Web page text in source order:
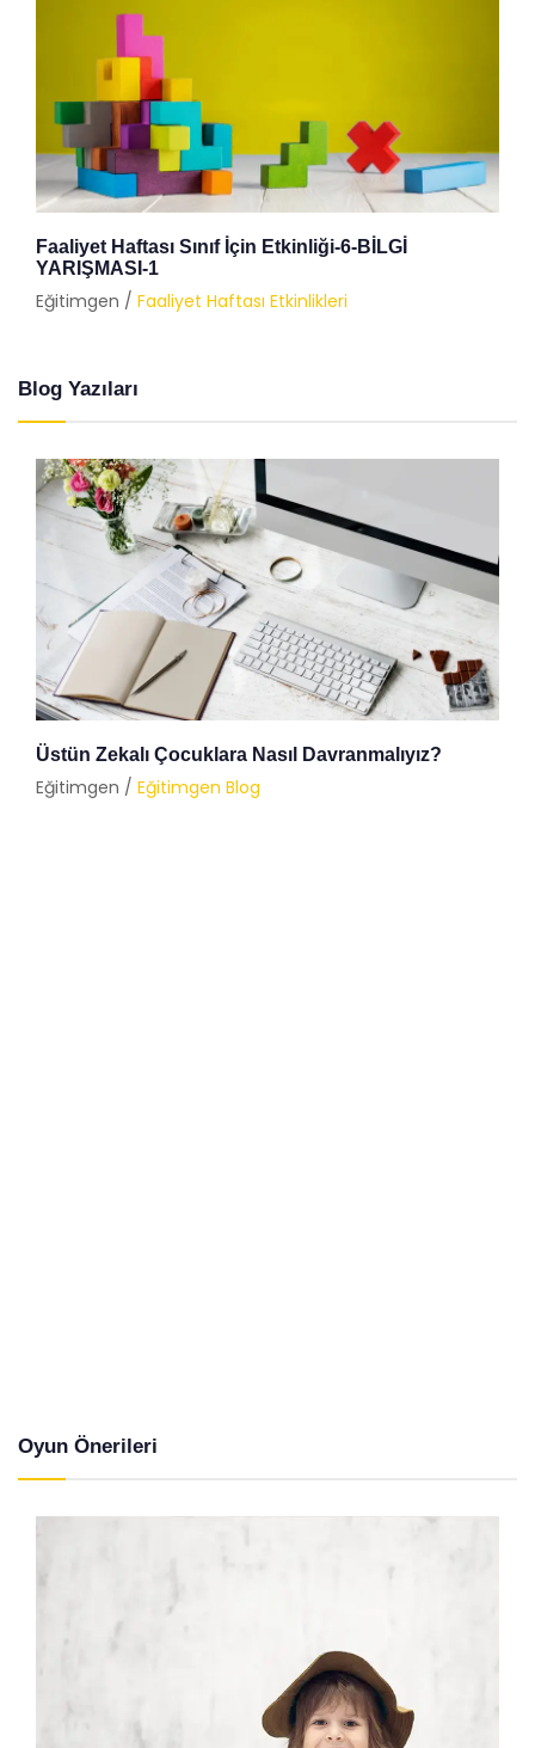
Faaliyet Haftası Sınıf İçin Etkinliği-6-BİLGİ
YARIŞMASI-1
Eğitimgen / Faaliyet Haftası Etkinlikleri
Blog Yazıları
Üstün Zekalı Çocuklara Nasıl Davranmalıyız?
Eğitimgen / Eğitimgen Blog
Oyun Önerileri